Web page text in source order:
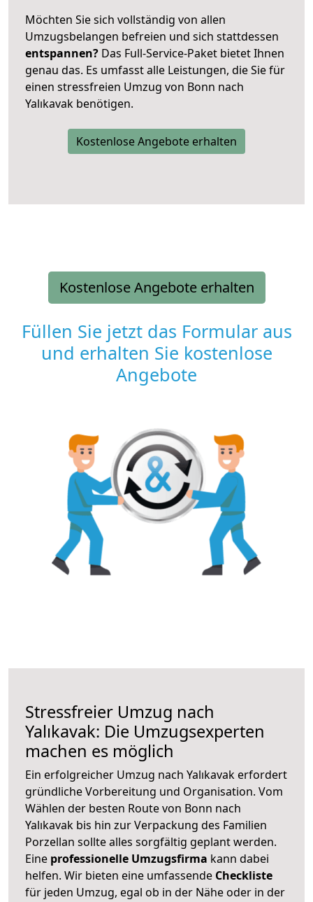
Möchten Sie sich vollständig von allen
Umzugsbelangen befreien und sich stattdessen
entspannen? Das Full-Service-Paket bietet Ihnen
genau das. Es umfasst alle Leistungen, die Sie für
einen stressfreien Umzug von Bonn nach
Yalıkavak benötigen.
Kostenlose Angebote erhalten
Kostenlose Angebote erhalten
Füllen Sie jetzt das Formular aus
und erhalten Sie kostenlose
Angebote
Stressfreier Umzug nach
Yalıkavak: Die Umzugsexperten
machen es möglich
Ein erfolgreicher Umzug nach Yalıkavak erfordert
gründliche Vorbereitung und Organisation. Vom
Wählen der besten Route von Bonn nach
Yalıkavak bis hin zur Verpackung des Familien
Porzellan sollte alles sorgfältig geplant werden.
Eine professionelle Umzugsfirma kann dabei
helfen. Wir bieten eine umfassende Checkliste
für jeden Umzug, egal ob in der Nähe oder in der